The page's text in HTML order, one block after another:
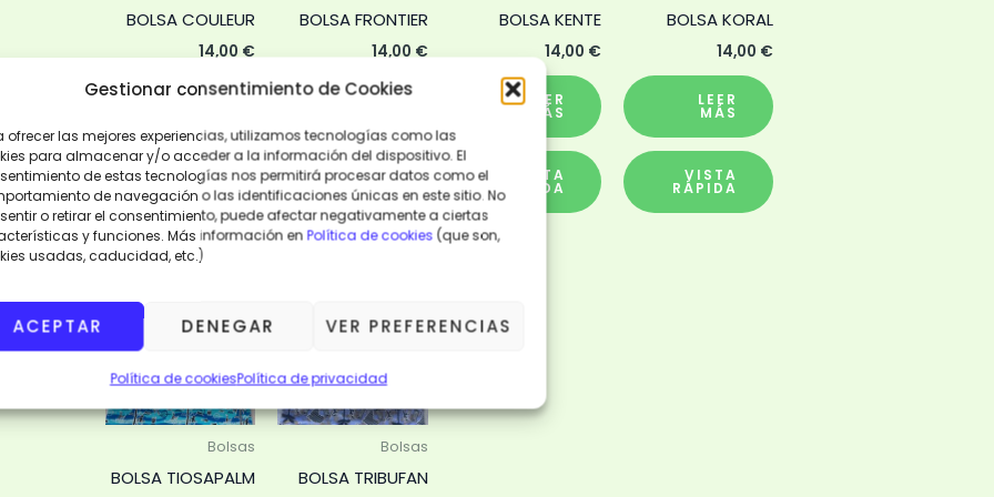
Gestionar consentimiento de Cookies
ofrecer las mejores experiencias, utilizamos tecnologías como las
para almacenar y/o acceder a la información del dispositivo. El
de estas tecnologías nos permitirá procesar datos como el
de navegación o las identificaciones únicas en este sitio. No
o retirar el consentimiento, puede afectar negativamente a ciertas
y funciones. Más información en Política de cookies (que son,
usadas, caducidad, etc.)
ACEPTAR DENEGAR VER PREFERENCIAS
Política de cookiesPolítica de privacidad
BOLSA COULEUR
14,00 €
LEER
VISTA
RÁPIDA
BOLSA FRONTIER
14,00 €
AÑADIR
CARRITO
VISTA
RÁPIDA
BOLSA KENTE
14,00 €
LEER
MÁS
VISTA
RÁPIDA
BOLSA KORAL
14,00 €
LEER
MÁS
VISTA
RÁPIDA
Bolsas
BOLSA TIOSAPALM
Bolsas
BOLSA TRIBUFAN